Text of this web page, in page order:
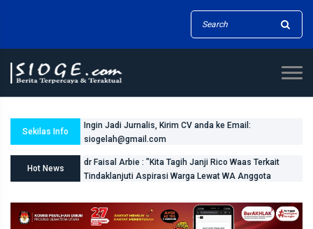
Sekilas Info
pasang IKLAN anda melalui siogelah@gmail.com
Ingin Jadi Jurnalis, Kirim CV anda ke Email:
Hot News
Komisi I DPRD Medan Dukung Penuh Langkah Tegas
APH Razia Narkoba di THM
dr Faisal Arbie : "Kita Tagih Janji Rico Waas Terkait
Tindaklanjuti Aspirasi Warga Lewat WA Anggota